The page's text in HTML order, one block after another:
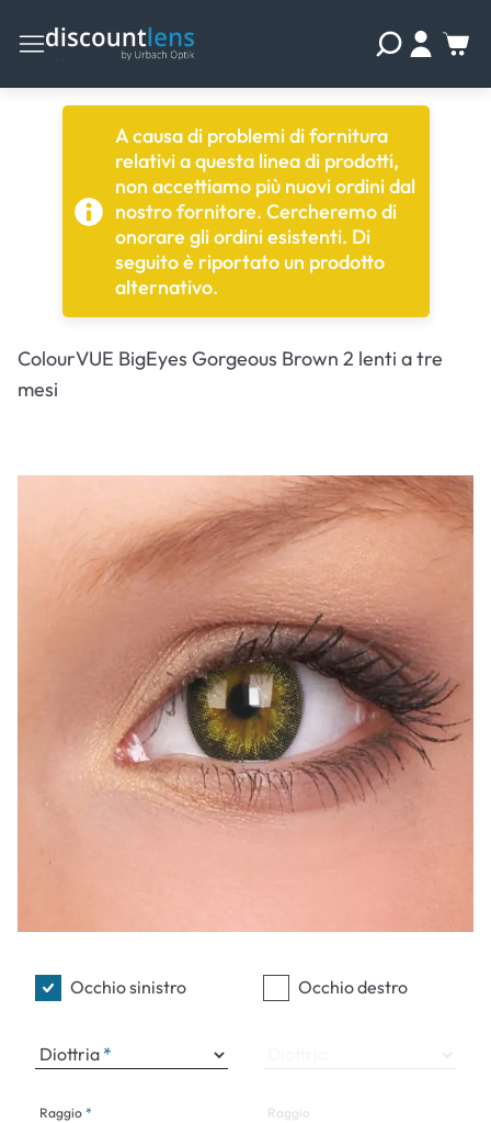
A causa di problemi di fornitura
relativi a questa linea di prodotti,
non accettiamo più nuovi ordini dal
nostro fornitore. Cercheremo di
onorare gli ordini esistenti. Di
seguito è riportato un prodotto
alternativo.
ColourVUE BigEyes Gorgeous Brown 2 lenti a tre
mesi
Occhio sinistro
Diottria
Raggio
Occhio destro
Raggio